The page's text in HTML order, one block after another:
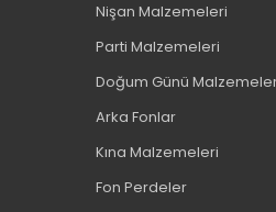
Nişan Malzemeleri
Parti Malzemeleri
Doğum Günü
Arka Fonlar
Kına Malzemeleri
Fon Perdeler